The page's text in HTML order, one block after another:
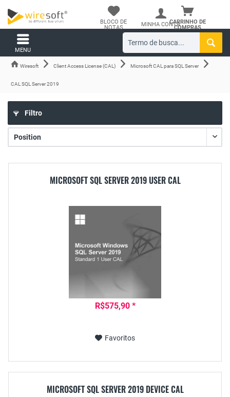
CARRINHO DE
COMPRAS
BLOCO DE
NOTAS
MINHA CONTA
MENU
Wiresoft Client Access License (CAL) Microsoft CAL para SQL Server
CAL SQL Server 2019
Filtro
MICROSOFT SQL SERVER 2019 USER CAL
R$575,90 *
Favoritos
MICROSOFT SQL SERVER 2019 DEVICE CAL